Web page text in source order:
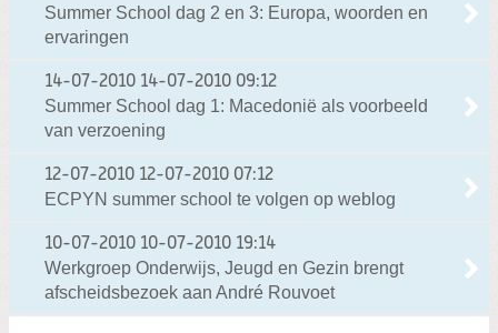
Summer School dag 2 en 3: Europa, woorden en
ervaringen
14-07-2010 14-07-2010 09:12
Summer School dag 1: Macedonië als voorbeeld
van verzoening
12-07-2010 12-07-2010 07:12
ECPYN summer school te volgen op weblog
10-07-2010 10-07-2010 19:14
Werkgroep Onderwijs, Jeugd en Gezin brengt
afscheidsbezoek aan André Rouvoet